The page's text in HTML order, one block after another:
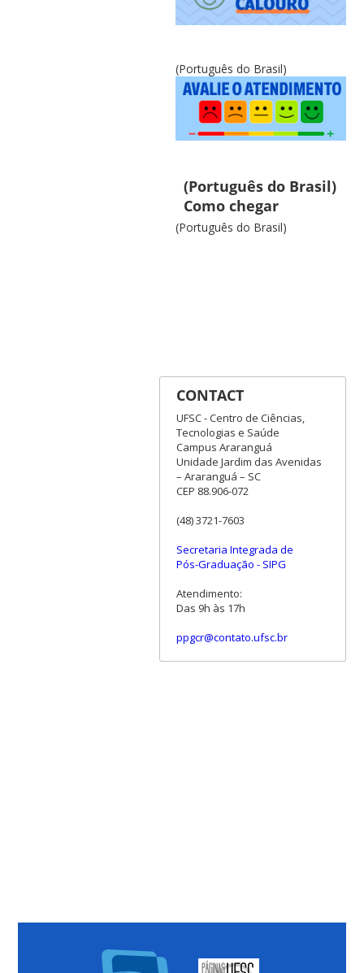
(Português do Brasil)
(Português do Brasil)
Como chegar
(Português do Brasil)
CONTACT
UFSC - Centro de Ciências,
Tecnologias e Saúde
Campus Araranguá
Unidade Jardim das Avenidas
– Araranguá – SC
CEP 88.906-072
(48) 3721-7603
Secretaria Integrada de
Pós-Graduação - SIPG
Atendimento:
Das 9h às 17h
ppgcr@contato.ufsc.br